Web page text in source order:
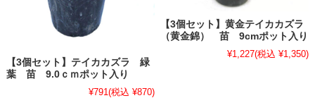
【3個セット】テイカカズラ 緑
葉 苗 9.0ｃｍポット入り
¥791(税込 ¥870)
【3個セット】黄金テイカカズラ
（黄金錦） 苗 9cmポット入り
¥1,227(税込 ¥1,350)